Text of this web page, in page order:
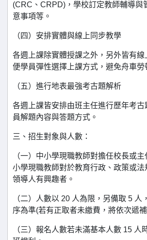
(CRC、CRPD)，學校訂定教師輔導與
意事項等。
（四）安排實體與線上同步教學
各週上課除實體授課之外，另外皆有線
便學員彈性選擇上課方式，避免舟車勞
（五）進行地表最強考古題解析
各週上課皆安排由班主任進行歷年考
員解題內容與答題方式。
三、招生對象與人數：
（一）中小學現職教師對擔任校長或
小學現職教師對於教育行政、政策或
領導人有興趣者。
（二）人數以 20 人為限，另備取 5 人
序為準(若有正取者未繳費，將依次遞
（三）報名人數若未滿基本人數 15 人